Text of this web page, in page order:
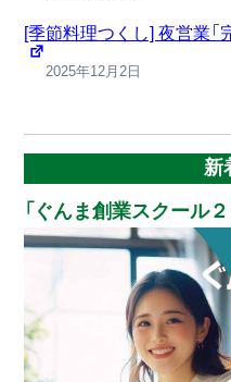
[季節料理つくし] 夜営業「
2025年12月2日
新
「ぐんま創業スクール